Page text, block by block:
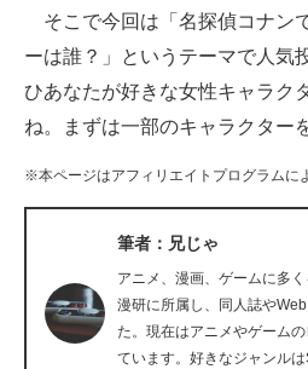
ビジネスと働き方のヒント
企業ITのトレンドを詳説
経営リーダーのコミュニティ
マーケ×ITの今がよく分かる
ITエンジニア向け専門サイト
企業向けIT製品の総合サイト
そこで今回は「名探偵コナン
ーは誰？」というテーマで人
ひあなたが好きな女性キャラク
ね。まずは一部のキャラクター
※本ページはアフィリエイトプログラムに
筆者：兄じゃ
アニメ、漫画、ゲームに多
漫研に所属し、同人誌や
た。現在はアニメやゲーム
ています。好きなジャンル